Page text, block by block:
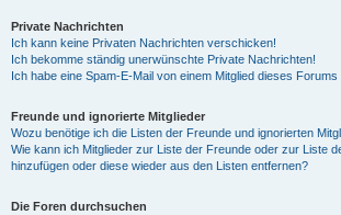
Private Nachrichten
Ich kann keine Privaten Nachrichten verschicken!
Ich bekomme ständig unerwünschte Private Nachrichten!
Ich habe eine Spam-E-Mail von einem Mitglied dieses Forums
Freunde und ignorierte Mitglieder
Wozu benötige ich die Listen der Freunde und ignorierten
Wie kann ich Mitglieder zur Liste der Freunde oder zur Liste
hinzufügen oder diese wieder aus den Listen entfernen?
Die Foren durchsuchen